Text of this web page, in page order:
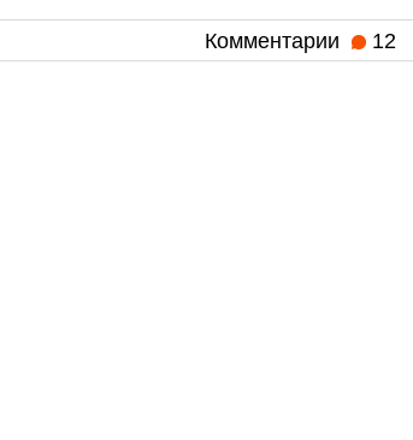
Комментарии 12